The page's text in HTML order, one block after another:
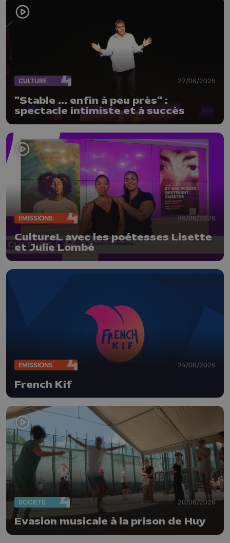
CULTURE 27/06/2026
"Stable ... enfin à peu près" :
spectacle intimiste et à succès
ÉMISSIONS 26/06/2026
CultureL avec les poétesses Lisette
et Julie Lombé
ÉMISSIONS 24/06/2026
French Kif
SOCIÉTÉ 20/06/2026
Evasion musicale à la prison de Huy